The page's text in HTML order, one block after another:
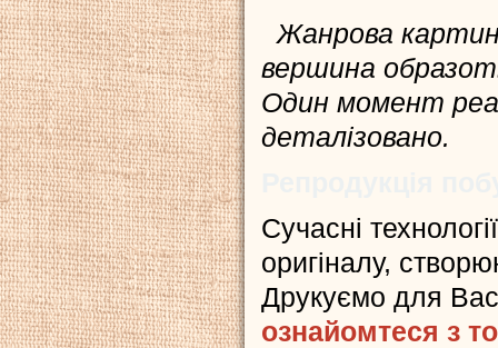
Жанрова
вершина
Один момент
деталізовано.
Сучасні
оригіналу,
Друкуємо для
ознайомтеся з